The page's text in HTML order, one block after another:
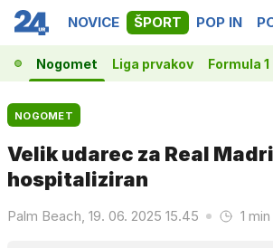
NOVICE ŠPORT POP IN
Nogomet Liga prvakov Formula 1
NOGOMET
Velik udarec za Real
hospitaliziran
Palm Beach, 19. 06. 2025 15.45 1